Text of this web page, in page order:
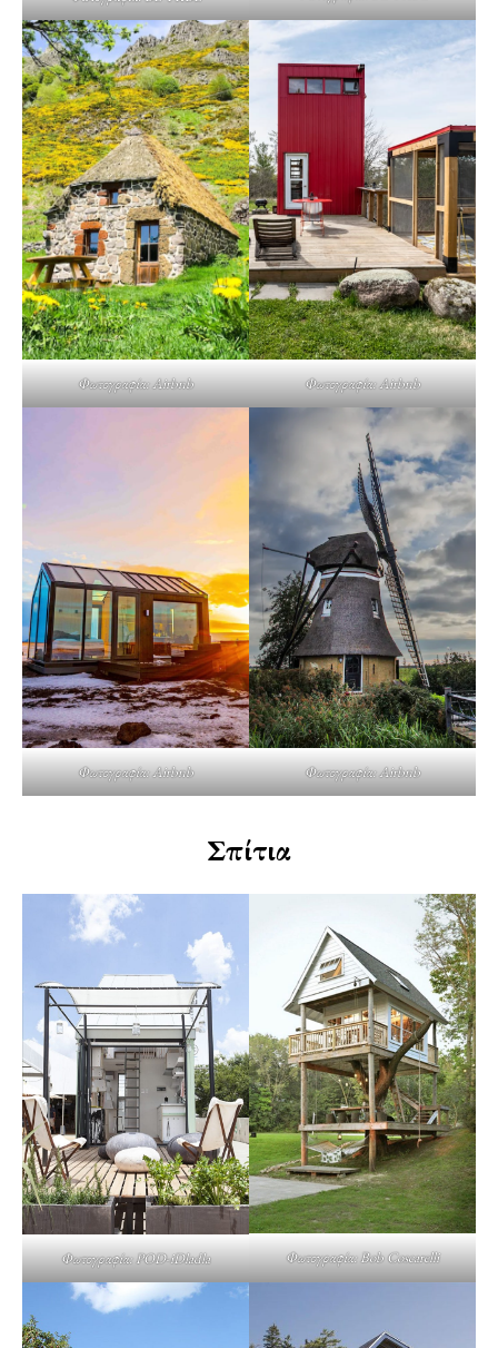
Φωτογραφία: Airbnb Φωτογραφία: Airbnb
Φωτογραφία: Airbnb Φωτογραφία: Airbnb
Σπίτια
Φωτογραφία: POD-iDladla Φωτογραφία: Bob Coscarelli